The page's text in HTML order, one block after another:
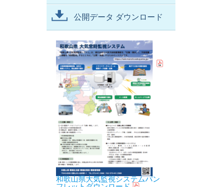
公開データ ダウンロード
和歌山県大気監視システムパン